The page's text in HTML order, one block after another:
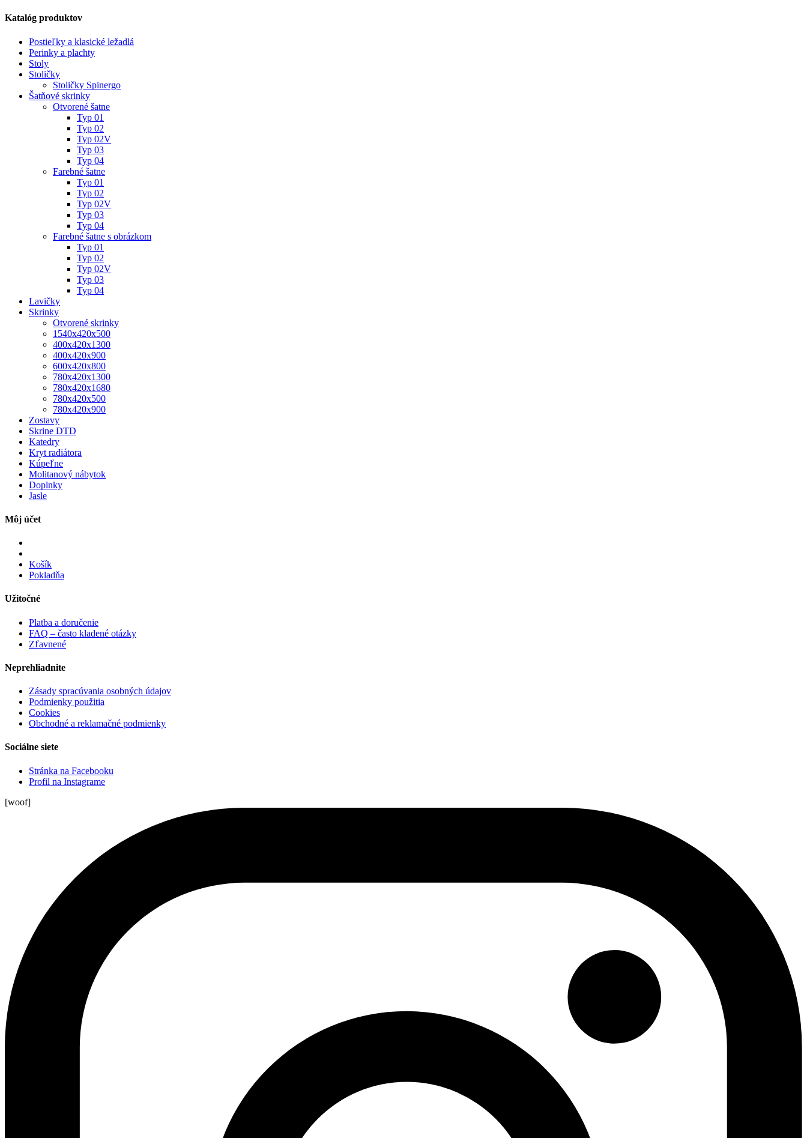
Katalóg produktov
Postieľky a klasické ležadlá
Perinky a plachty
Stoly
Stoličky
Stoličky Spinergo
Šatňové skrinky
Otvorené šatne
Typ 01
Typ 02
Typ 02V
Typ 03
Typ 04
Farebné šatne
Typ 01
Typ 02
Typ 02V
Typ 03
Typ 04
Farebné šatne s obrázkom
Typ 01
Typ 02
Typ 02V
Typ 03
Typ 04
Lavičky
Skrinky
Otvorené skrinky
1540x420x500
400x420x1300
400x420x900
600x420x800
780x420x1300
780x420x1680
780x420x500
780x420x900
Zostavy
Skrine DTD
Katedry
Kryt radiátora
Kúpeľne
Molitanový nábytok
Doplnky
Jasle
Môj účet
Košík
Pokladňa
Užitočné
Platba a doručenie
FAQ – často kladené otázky
Zľavnené
Neprehliadnite
Zásady spracúvania osobných údajov
Podmienky použitia
Cookies
Obchodné a reklamačné podmienky
Sociálne siete
Stránka na Facebooku
Profil na Instagrame
[woof]